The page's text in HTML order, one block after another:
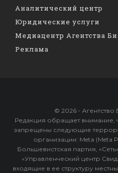
Аналитический центр
Юридические услуги
Медиацентр Агентства
Реклама
© 2026 - Агентство
Редакция обращает внимание,
запрещены следующие
организации: Meta (Meta
Большевистская партия,
«Управленческий центр
входящие в ее структуру